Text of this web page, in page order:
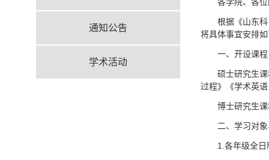
通知公告
学术活动
根据《山东
将具体事宜安排
一、开设课程
硕士研究生
过程》《学术英
博士研究生
二、学习对
1.各年级全